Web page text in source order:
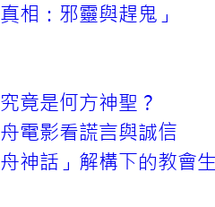
相：邪靈與趕鬼」
竟是何方神聖？
電影看謊言與誠信
神話」解構下的教會